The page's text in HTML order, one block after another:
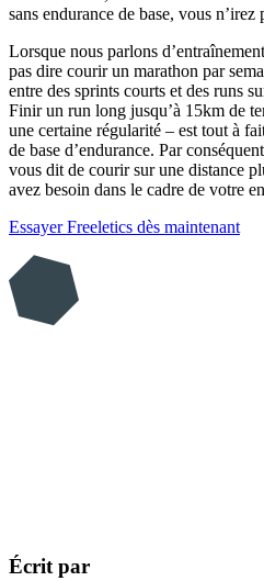
sans endurance de base, vous n’irez
Lorsque nous parlons
pas dire courir un marathon par
entre des sprints courts et des runs
Finir un run long jusqu’à 15km de
une certaine régularité – est tout à
de base d’endurance. Par
vous dit de courir sur une distance
avez besoin dans le cadre de votre
Essayer Freeletics dès maintenant
Écrit par